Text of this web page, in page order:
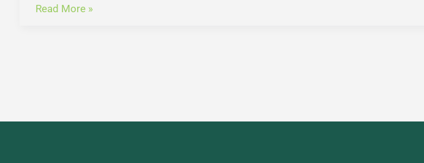
务
人
Read More »